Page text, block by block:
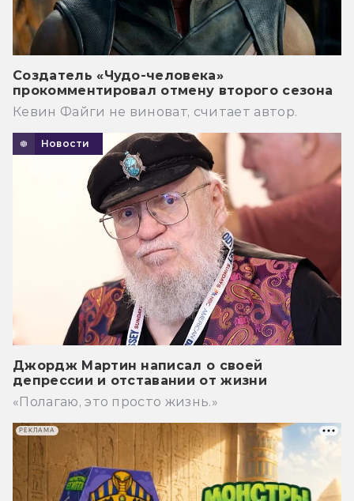
Создатель «Чудо-человека»
прокомментировал отмену второго сезона
Кевин Файги не виноват, считает автор.
Новости
Джордж Мартин написал о своей
депрессии и отставании от жизни
«Полагаю, это просто жизнь.»
РЕКЛАМА